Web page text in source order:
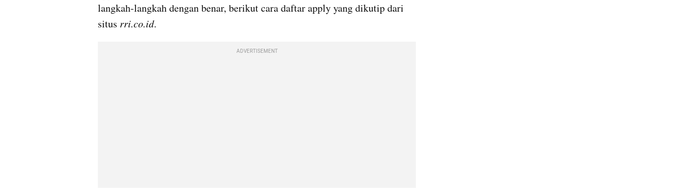
langkah-langkah dengan benar, berikut cara daftar apply yang dikutip dari
situs rri.co.id.
ADVERTISEMENT